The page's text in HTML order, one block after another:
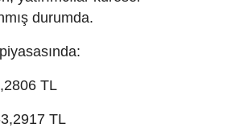
durumda.
TL
TL